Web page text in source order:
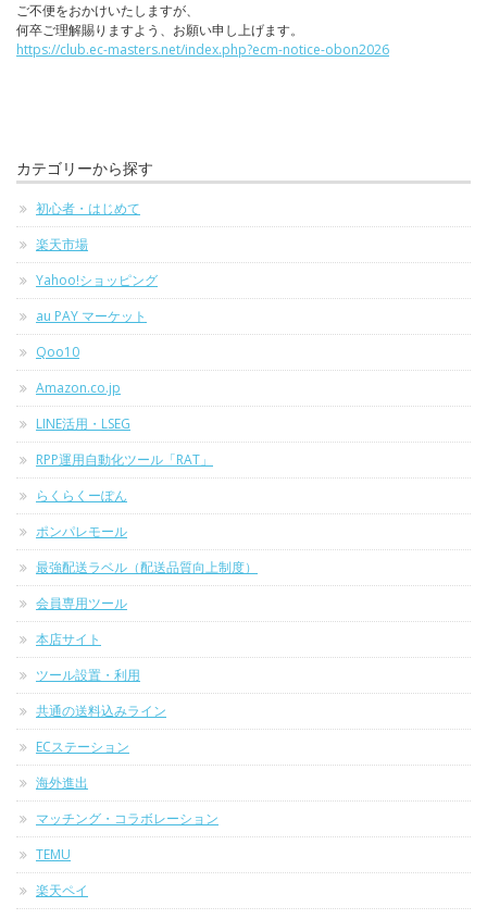
ご不便をおかけいたしますが、
何卒ご理解賜りますよう、お願い申し上げます。
https://club.ec-masters.net/index.php?ecm-notice-obon2026
カテゴリーから探す
初心者・はじめて
楽天市場
Yahoo!ショッピング
au PAY マーケット
Qoo10
Amazon.co.jp
LINE活用・LSEG
RPP運用自動化ツール「RAT」
らくらくーぽん
ポンパレモール
最強配送ラベル（配送品質向上制度）
会員専用ツール
本店サイト
ツール設置・利用
共通の送料込みライン
ECステーション
海外進出
マッチング・コラボレーション
TEMU
楽天ペイ